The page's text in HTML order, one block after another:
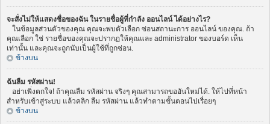
จะสั่งไม่ให้แสดงชื่อของฉัน ในรายชื่อผู้ที่กำลัง ออนไลน์ ได้อย่างไร?
ในข้อมูลส่วนตัวของคุณ คุณจะพบตัวเลือก ซ่อนสถานะการ ออนไลน์ ของคุณ. ถ้า
คุณเลือก ใช่ รายชื่อของคุณจะปรากฏให้คุณและ administrator ของบอร์ด เห็น
เท่านั้น และคุณจะถูกนับเป็นผู้ใช้ที่ถูกซ่อน.
ข้างบน
ฉันลืม รหัสผ่าน!
อย่าเพิ่งตกใจ! ถ้าคุณลืม รหัสผ่าน จริงๆ คุณสามารถขออันใหม่ได้. ให้ไปที่หน้า
สำหรับเข้าสู่ระบบ แล้วคลิก ลืม รหัสผ่าน แล้วทำตามขั้นตอนไปเรื่อยๆ
ข้างบน